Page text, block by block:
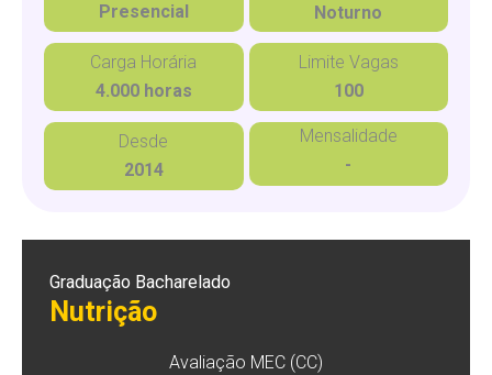
Presencial
Noturno
Carga Horária
4.000 horas
Limite Vagas
100
Desde
2014
Mensalidade
-
Graduação Bacharelado
Nutrição
Avaliação MEC (CC)